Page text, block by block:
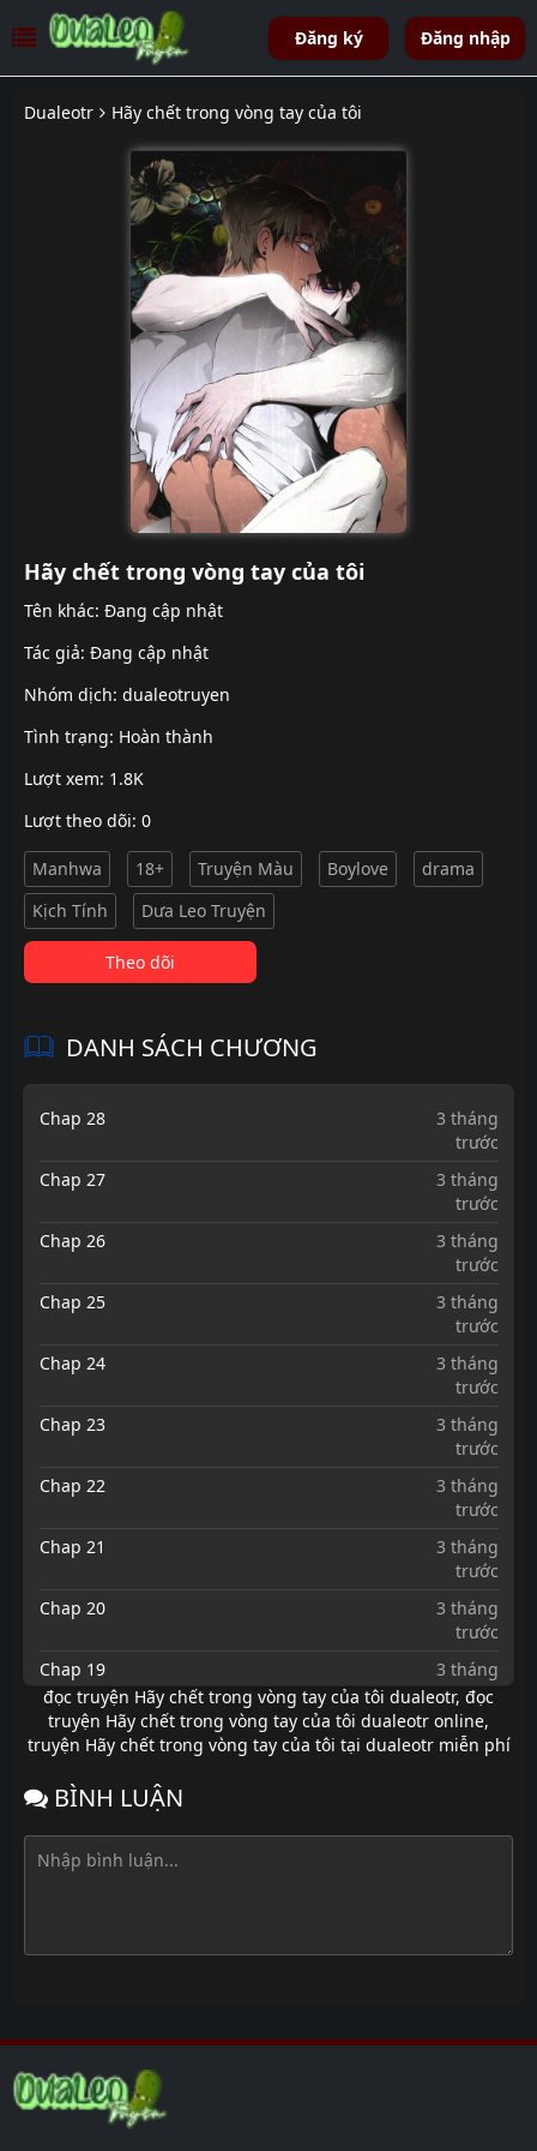
Đăng ký Đăng nhập
Dualeotr Hãy chết trong vòng tay của tôi
Hãy chết trong vòng tay của tôi
Tên khác: Đang cập nhật
Tác giả: Đang cập nhật
Nhóm dịch: dualeotruyen
Tình trạng: Hoàn thành
Lượt xem: 1.8K
Lượt theo dõi: 0
Manhwa 18+ Truyện Màu Boylove
drama
Kịch Tính
Dưa Leo Truyện
Theo dõi
DANH SÁCH CHƯƠNG
Chap 28
3 tháng
trước
Chap 27
3 tháng
trước
Chap 26
3 tháng
trước
Chap 25
3 tháng
trước
Chap 24
3 tháng
trước
Chap 23
3 tháng
trước
Chap 22
3 tháng
trước
Chap 21
3 tháng
trước
Chap 20
3 tháng
trước
Chap 19
3 tháng
trước
Chap 18
3 tháng
trước
Chap 17
Chap 16
Chap 13
7 tháng
Chap 12
đọc truyện Hãy chết trong vòng tay của tôi dualeotr, đọc
truyện Hãy chết trong vòng tay của tôi dualeotr online,
truyện Hãy chết trong vòng tay của tôi tại dualeotr miễn phí
BÌNH LUẬN